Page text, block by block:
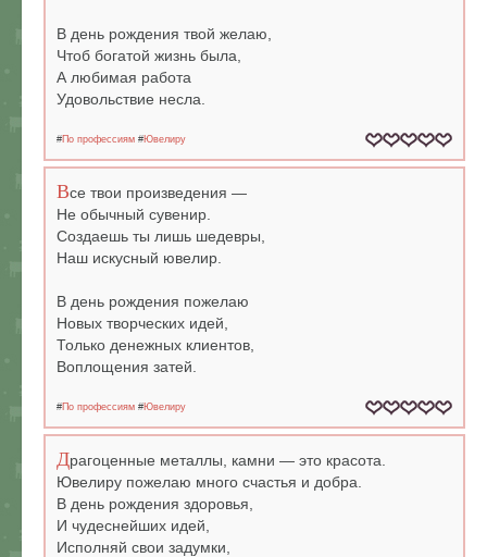
В день рождения твой желаю,
Чтоб богатой жизнь была,
А любимая работа
Удовольствие несла.
#По профессиям #Ювелиру
Все твои произведения —
Не обычный сувенир.
Создаешь ты лишь шедевры,
Наш искусный ювелир.
В день рождения пожелаю
Новых творческих идей,
Только денежных клиентов,
Воплощения затей.
#По профессиям #Ювелиру
Драгоценные металлы, камни — это красота.
Ювелиру пожелаю много счастья и добра.
В день рождения здоровья,
И чудеснейших идей,
Исполняй свои задумки,